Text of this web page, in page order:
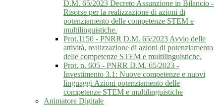
D.M. 65/2023 Decreto Assunzione in Bilancio -
Risorse per la realizzazione di azioni di
potenziamento delle competenze STEM e
multilinguistiche.
Prot.1150 - PNRR D.M. 65/2023 Avvio delle
attività, realizzazione di azioni di potenziamento
delle competenze STEM e multilinguistiche.
Prot. n. 605 - PNRR D.M. 65/2023 -
Investimento 3.1: Nuove competenze e nuovi
linguaggi Azioni potenziamento delle
competenze STEM e multilinguistiche
Animatore Digitale